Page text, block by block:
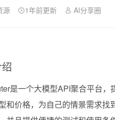
源 1年前更新 AI分享圈
是一个大模型API聚合平台
和价格，为自己的情景需求